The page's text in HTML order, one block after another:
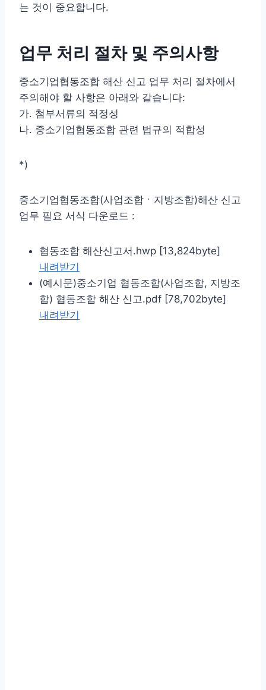
는 것이 중요합니다.
업무 처리 절차 및 주의사항
중소기업협동조합 해산 신고 업무 처리 절차에서
주의해야 할 사항은 아래와 같습니다:
가. 첨부서류의 적정성
나. 중소기업협동조합 관련 법규의 적합성
*)
중소기업협동조합(사업조합ㆍ지방조합)해산 신고
업무 필요 서식 다운로드 :
협동조합 해산신고서.hwp [13,824byte]
내려받기
(예시문)중소기업 협동조합(사업조합, 지방조
합) 협동조합 해산 신고.pdf [78,702byte]
내려받기